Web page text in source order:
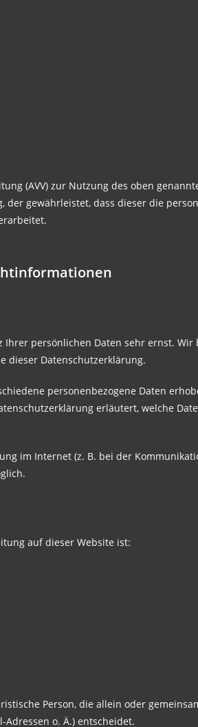
(AVV) zur Nutzung des oben
gewährleistet, dass dieser die
Ihrer persönlichen Daten sehr ernst.
dieser Datenschutzerklärung.
personenbezogene Daten
erläutert, welche
im Internet (z. B. bei der
auf dieser Website ist:
Person, die allein oder
Adressen o. Ä.) entscheidet.